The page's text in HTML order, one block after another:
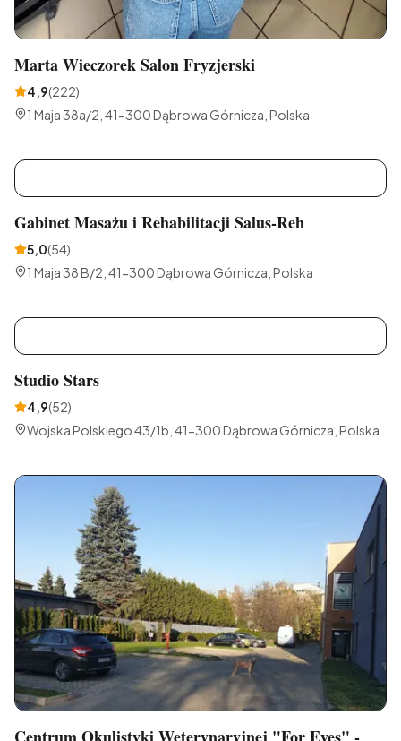
Marta Wieczorek Salon Fryzjerski
4,9(222)
1 Maja 38a/2, 41-300 Dąbrowa Górnicza, Polska
Gabinet Masażu i Rehabilitacji Salus-Reh
5,0(54)
1 Maja 38 B/2, 41-300 Dąbrowa Górnicza, Polska
Studio Stars
4,9(52)
Wojska Polskiego 43/1b, 41-300 Dąbrowa Górnicza, Polska